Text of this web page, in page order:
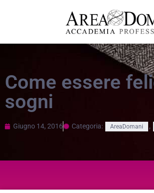
Come essere
sogni
Giugno 14, 2016 Categoria: AreaDomani ,